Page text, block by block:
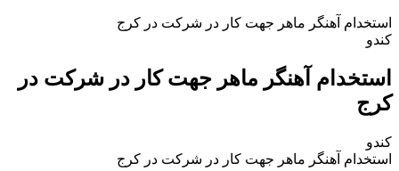
استخدام آهنگر ماهر جهت کار در شرکت در کرج
کندو
استخدام آهنگر ماهر جهت کار در شرکت در
کرج
کندو
استخدام آهنگر ماهر جهت کار در شرکت در کرج